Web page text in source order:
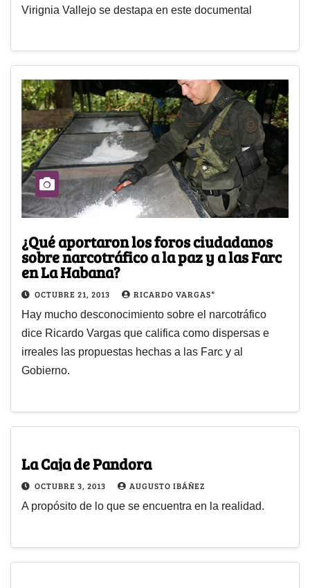
Virignia Vallejo se destapa en este documental
¿Qué aportaron los foros ciudadanos
sobre narcotráfico a la paz y a las Farc
en La Habana?
OCTUBRE 21, 2013 RICARDO VARGAS*
Hay mucho desconocimiento sobre el narcotráfico
dice Ricardo Vargas que califica como dispersas e
irreales las propuestas hechas a las Farc y al
Gobierno.
La Caja de Pandora
OCTUBRE 3, 2013 AUGUSTO IBÁÑEZ
A propósito de lo que se encuentra en la realidad.